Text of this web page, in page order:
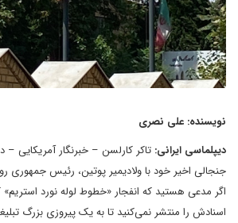
نویسنده: علی نصری
دیپلماسی ایرانی: تاکر کارلسن – خبرنگار آمریکایی
جنجالی اخیر خود با ولادیمیر پوتین، رئیس جمهوری
اگر مدعی هستید که انفجار «خطوط لوله نورد استریم»
اسنادش را منتشر نمی‌کنید تا به یک پیروزی بزرگ